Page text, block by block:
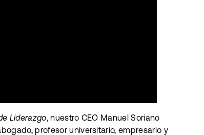
Liderazgo , nuestro CEO Manuel Soriano
profesor universitario, empresario y